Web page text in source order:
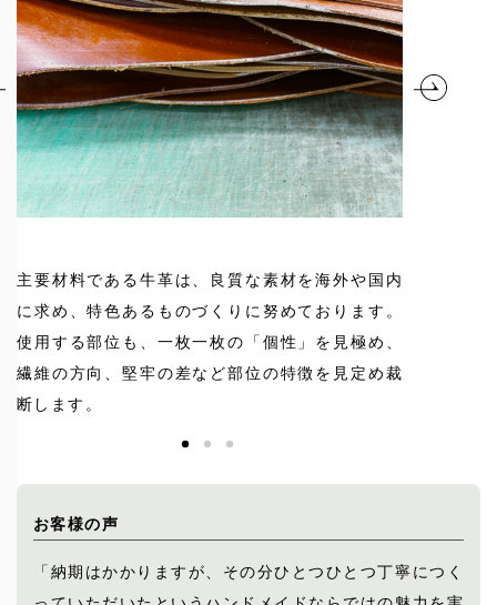
主要材料である牛革は、良質な素材を海外や国内
に求め、特色あるものづくりに努めております。
使用する部位も、一枚一枚の「個性」を見極め、
繊維の方向、堅牢の差など部位の特徴を見定め裁
断します。
お客様の声
「納期はかかりますが、その分ひとつひとつ丁寧につく